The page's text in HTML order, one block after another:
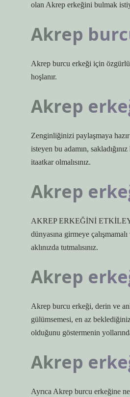
olan Akrep erkeğini bulmak
Akrep
Akrep burcu erkeği için
hoşlanır.
Akrep
Zenginliğinizi paylaşmaya
isteyen bu adamın,
itaatkar olmalısınız.
Akrep
AKREP ERKEĞİNİ
dünyasına girmeye
aklınızda tutmalısınız.
Akrep
Akrep burcu erkeği, derin ve
gülümsemesi, en az
olduğunu göstermenin
Akrep
Ayrıca Akrep burcu erkeğine